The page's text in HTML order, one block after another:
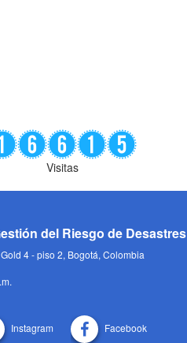
Visitas
del Riesgo de Desastres
4 - piso 2, Bogotá, Colombia
Instagram Facebook